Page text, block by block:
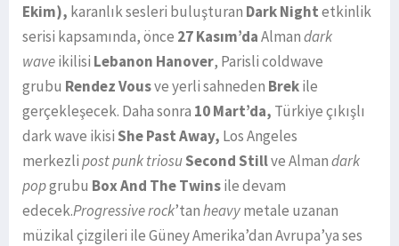
Ekim), karanlık sesleri buluşturan Dark Nightetkinlik
serisi kapsamında, önce 27 Kasım’daAlmandark
waveikilisi Lebanon Hanover, Parisli coldwave
grubu Rendez Vousve yerli sahneden Brekile
gerçekleşecek. Daha sonra 10 Mart’da, Türkiye çıkışlı
dark wave ikisiShe Past Away, Los Angeles
merkezlipost punk triosuSecond Stillve Almandark
popgrubu Box And The Twinsile devam
edecek.Progressive rock’tanheavymetale uzanan
müzikal çizgileri ile Güney Amerika’dan Avrupa’ya ses